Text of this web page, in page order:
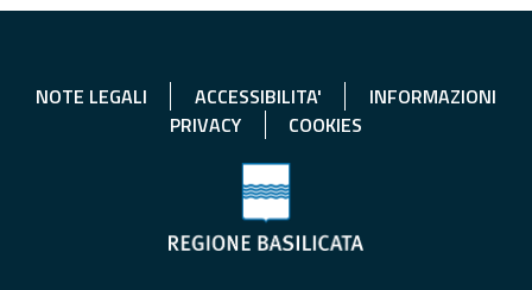
NOTE LEGALI ACCESSIBILITA'
INFORMAZIONI
PRIVACY
COOKIES